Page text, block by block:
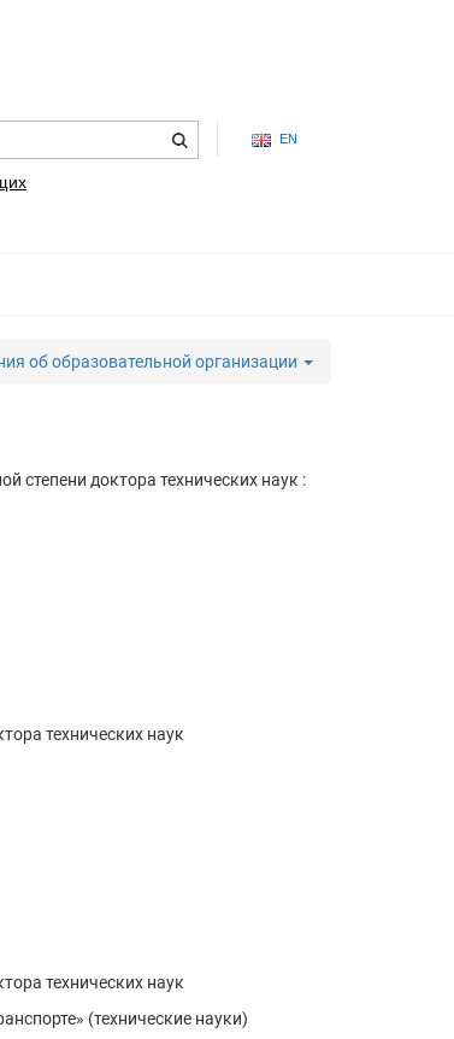
EN
об образовательной организации
степени доктора технических наук :
технических наук
технических наук
(технические науки)